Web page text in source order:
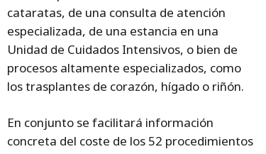
cataratas, de una consulta de atención
especializada, de una estancia en una
Unidad de Cuidados Intensivos, o bien de
procesos altamente especializados, como
los trasplantes de corazón, hígado o riñón.
En conjunto se facilitará información
concreta del coste de los 52 procedimientos